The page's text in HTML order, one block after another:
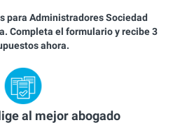
para Administradores Sociedad
Completa el formulario y recibe 3
ahora.
al mejor abogado